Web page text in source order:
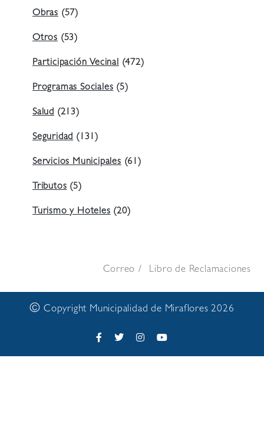
Obras (57)
Otros (53)
Participación Vecinal (472)
Programas Sociales (5)
Salud (213)
Seguridad (131)
Servicios Municipales (61)
Tributos (5)
Turismo y Hoteles (20)
Correo Libro de Reclamaciones
© Copyright Municipalidad de Miraflores 2026